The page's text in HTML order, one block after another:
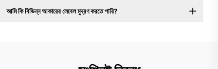
আমি কি বিভিন্ন আকারের লেবেল মুদ্রণ করতে পারি?